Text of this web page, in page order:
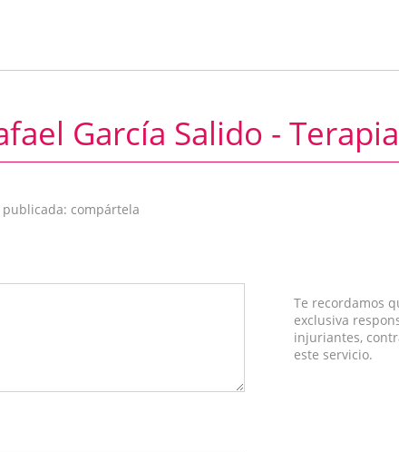
García Salido -
compártela
Te recordamos
exclusiva
injuriantes,
este servicio.